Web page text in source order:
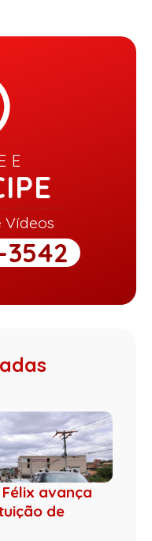
E
Vídeos
avança
de